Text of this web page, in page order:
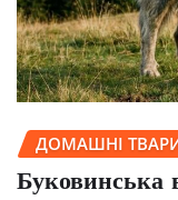
ДОМАШНІ
Буковинська